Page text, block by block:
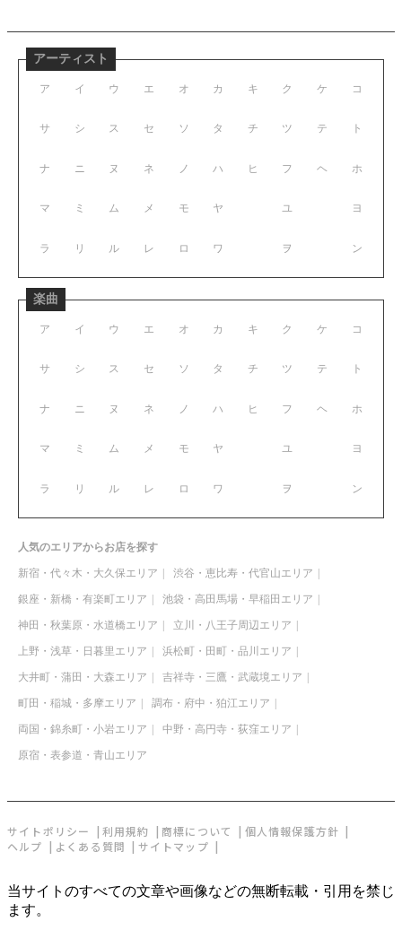
アーティスト
ア イ ウ エ オ
サ シ ス セ ソ
ナ ニ ヌ ネ ノ
マ ミ ム メ モ
ラ リ ル レ ロ
カ キ ク ケ コ
タ チ ツ テ ト
ハ ヒ フ ヘ ホ
ヤ ユ ヨ
ワ ヲ ン
楽曲
ア イ ウ エ オ
サ シ ス セ ソ
ナ ニ ヌ ネ ノ
マ ミ ム メ モ
ラ リ ル レ ロ
カ キ ク ケ コ
タ チ ツ テ ト
ハ ヒ フ ヘ ホ
ヤ ユ ヨ
ワ ヲ ン
人気のエリアからお店を探す
新宿・代々木・大久保エリア 渋谷・恵比寿・代官山エリア
銀座・新橋・有楽町エリア 池袋・高田馬場・早稲田エリア
神田・秋葉原・水道橋エリア 立川・八王子周辺エリア
上野・浅草・日暮里エリア 浜松町・田町・品川エリア
大井町・蒲田・大森エリア 吉祥寺・三鷹・武蔵境エリア
町田・稲城・多摩エリア 調布・府中・狛江エリア
両国・錦糸町・小岩エリア 中野・高円寺・荻窪エリア
原宿・表参道・青山エリア
サイトポリシー 利用規約 商標について
個人情報保護方針
ヘルプ
よくある質問 サイトマップ
当サイトのすべての文章や画像などの無断転載・引用を禁じ
ます。